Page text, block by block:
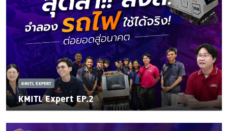
KMITL EXPERT
KMITL Expert EP.2